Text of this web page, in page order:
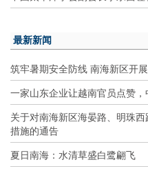
最新新闻
筑牢暑期安全防线 南海新区开
一家山东企业让越南官员点赞
关于对南海新区海晏路、明珠
措施的通告
夏日南海：水清草盛白鹭翩飞